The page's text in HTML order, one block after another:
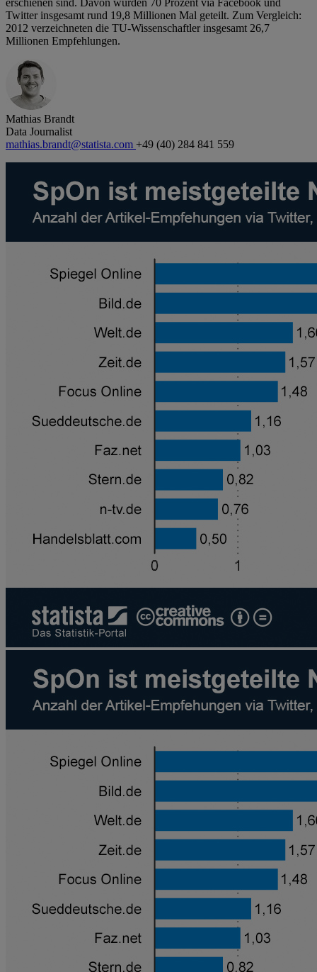
erschienen sind. Davon wurden 70 Prozent via Facebook und
Twitter insgesamt rund 19,8 Millionen Mal geteilt. Zum Vergleich:
2012 verzeichneten die TU-Wissenschaftler insgesamt 26,7
Millionen Empfehlungen.
Mathias Brandt
Data Journalist
mathias.brandt@statista.com +49 (40) 284 841 559